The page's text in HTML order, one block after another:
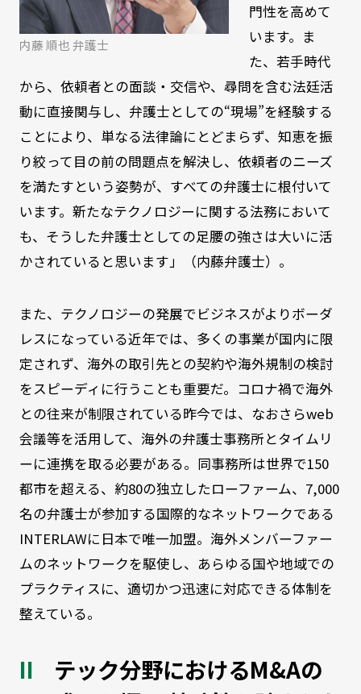
内藤 順也 弁護士
門性を高めて
います。ま
た、若手時代
から、依頼者との面談・交信や、尋問を含む法廷活
動に直接関与し、弁護士としての“現場”を経験する
ことにより、単なる法律論にとどまらず、知恵を振
り絞って目の前の問題点を解決し、依頼者のニーズ
を満たすという姿勢が、すべての弁護士に根付いて
います。新たなテクノロジーに関する法務において
も、そうした弁護士としての足腰の強さは大いに活
かされていると思います」（内藤弁護士）。
また、テクノロジーの発展でビジネスがよりボーダ
レスになっている近年では、多くの事業が国内に限
定されず、海外の取引先との契約や海外規制の検討
をスピーディに行うことも重要だ。コロナ禍で海外
との往来が制限されている昨今では、なおさらweb
会議等を活用して、海外の弁護士事務所とタイムリ
ーに連携を取る必要がある。同事務所は世界で150
都市を超える、約80の独立したローファーム、7,000
名の弁護士が参加する国際的なネットワークである
INTERLAWに日本で唯一加盟。海外メンバーファー
ムのネットワークを駆使し、あらゆる国や地域での
プラクティスに、適切かつ迅速に対応できる体制を
整えている。
テック分野におけるM&Aの